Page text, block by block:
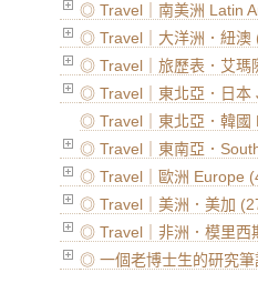
◎ Travel｜南美洲 Latin
◎ Travel｜大洋洲．紐澳
◎ Travel｜旅歷表．艾瑪
◎ Travel｜東北亞．日本
◎ Travel｜東北亞．韓國
◎ Travel｜東南亞．
◎ Travel｜歐洲 Europe
◎ Travel｜美洲．美加
◎ Travel｜非洲．模里西
◎ 一個老博士生的研究筆